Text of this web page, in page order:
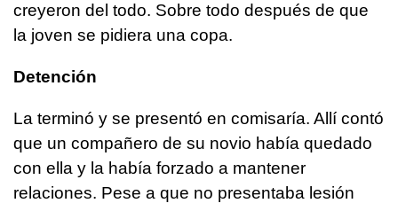
creyeron del todo. Sobre todo después de que
la joven se pidiera una copa.
Detención
La terminó y se presentó en comisaría. Allí contó
que un compañero de su novio había quedado
con ella y la había forzado a mantener
relaciones. Pese a que no presentaba lesión